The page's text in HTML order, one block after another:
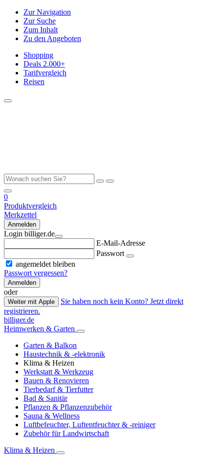
Zur Navigation
Zur Suche
Zum Inhalt
Zu den Angeboten
Shopping
Deals 2.000+
Tarifvergleich
Reisen
0
Produktvergleich
Merkzettel
Anmelden
Login billiger.de
E-Mail-Adresse
Passwort
angemeldet bleiben
Passwort vergessen?
Anmelden
oder
Weiter mit Apple
Sie haben noch kein Konto? Jetzt direkt
registrieren.
billiger.de
Heimwerken & Garten
Garten & Balkon
Haustechnik & -elektronik
Klima & Heizen
Werkstatt & Werkzeug
Bauen & Renovieren
Tierbedarf & Tierfutter
Bad & Sanitär
Pflanzen & Pflanzenzubehör
Sauna & Wellness
Luftbefeuchter, Luftentfeuchter & -reiniger
Zubehör für Landwirtschaft
Klima & Heizen